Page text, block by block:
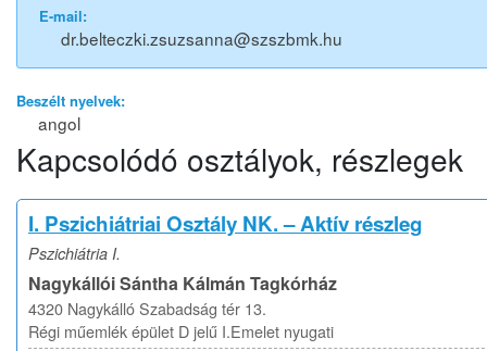
E-mail:
dr.belteczki.zsuzsanna@szszbmk.hu
Beszélt nyelvek:
angol
Kapcsolódó osztályok, részlegek
I. Pszichiátriai Osztály NK. – Aktív részleg
Pszichiátria I.
Nagykállói Sántha Kálmán Tagkórház
4320 Nagykálló Szabadság tér 13.
Régi műemlék épület D jelű I.Emelet nyugati